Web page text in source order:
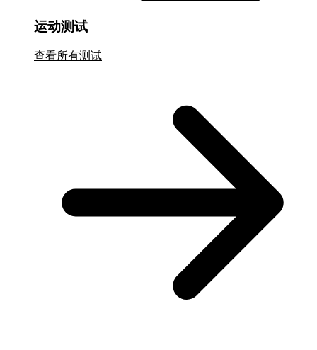
运动测试
查看所有测试